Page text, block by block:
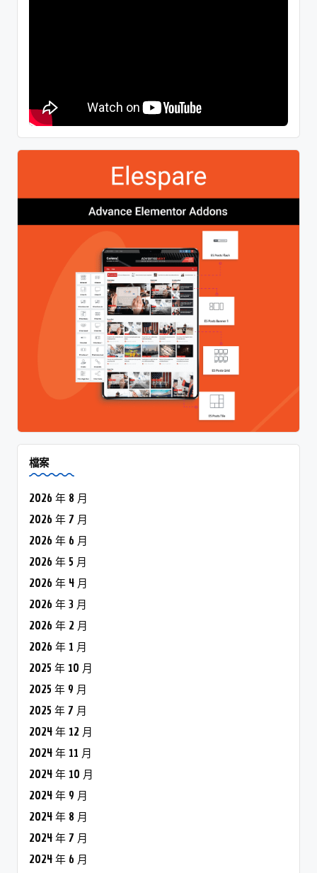
檔案
2026 年 8 月
2026 年 7 月
2026 年 6 月
2026 年 5 月
2026 年 4 月
2026 年 3 月
2026 年 2 月
2026 年 1 月
2025 年 10 月
2025 年 9 月
2025 年 7 月
2024 年 12 月
2024 年 11 月
2024 年 10 月
2024 年 9 月
2024 年 8 月
2024 年 7 月
2024 年 6 月